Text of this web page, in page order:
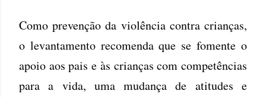
Como prevenção da violência contra crianças,
o levantamento recomenda que se fomente o
apoio aos pais e às crianças com competências
para a vida, uma mudança de atitudes e